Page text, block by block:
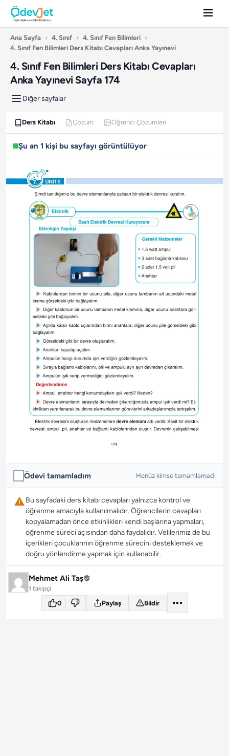
Ana Sayfa › 4. Sınıf › 4. Sınıf Fen Bilimleri ›
4. Sınıf Fen Bilimleri Ders Kitabı Cevapları Anka Yayınevi
4. Sınıf Fen Bilimleri Ders Kitabı Cevapları
Anka Yayınevi Sayfa 174
Diğer sayfalar
Ders Kitabı Çözüm Öğrenci Çözümleri
Şu an 1 kişi bu sayfayı görüntülüyor
Ödevi tamamladım Henüz kimse tamamlamadı
Bu sayfadaki ders kitabı cevapları yalnızca kontrol ve
öğrenme amacıyla kullanılmalıdır. Öğrencilerin cevapları
kopyalamadan önce etkinlikleri kendi başlarına yapmaları,
öğrenme süreci açısından daha faydalıdır. Velilerimiz de bu
içerikleri çocuklarının öğrenme sürecini desteklemek ve
doğru yönlendirme yapmak için kullanabilir.
Mehmet Ali Taş
1 takipçi
0 Paylaş Bildir